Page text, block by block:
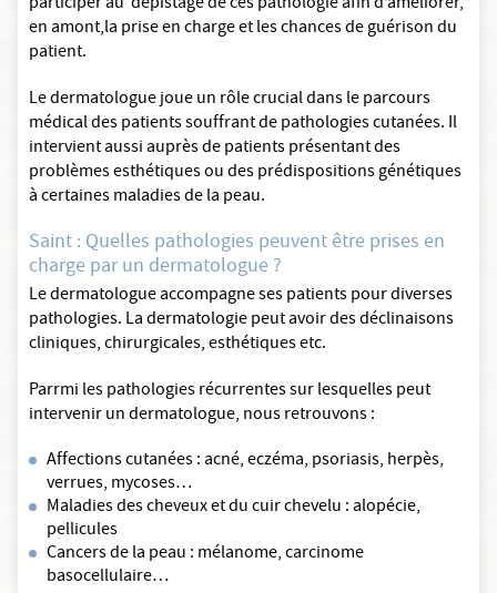
en amont,la prise en charge et les chances de guérison du
patient.
Le dermatologue joue un rôle crucial dans le parcours
médical des patients souffrant de pathologies cutanées. Il
intervient aussi auprès de patients présentant des
problèmes esthétiques ou des prédispositions génétiques
à certaines maladies de la peau.
Saint : Quelles pathologies peuvent être prises en
charge par un dermatologue ?
Le dermatologue accompagne ses patients pour diverses
pathologies. La dermatologie peut avoir des déclinaisons
cliniques, chirurgicales, esthétiques etc.
Parrmi les pathologies récurrentes sur lesquelles peut
intervenir un dermatologue, nous retrouvons :
Affections cutanées : acné, eczéma, psoriasis, herpès,
verrues, mycoses…
Maladies des cheveux et du cuir chevelu : alopécie,
pellicules
Cancers de la peau : mélanome, carcinome
basocellulaire…